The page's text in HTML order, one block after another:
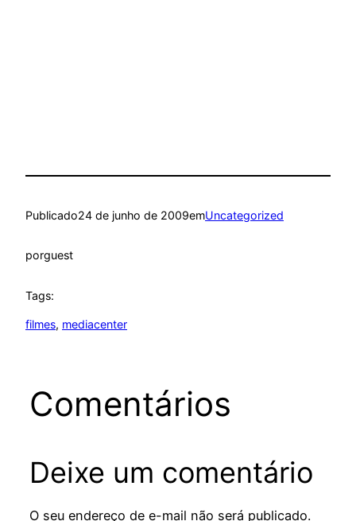
Publicado24 de junho de 2009emUncategorized
porguest
Tags:
filmes, mediacenter
Comentários
Deixe um comentário
O seu endereço de e-mail não será publicado.